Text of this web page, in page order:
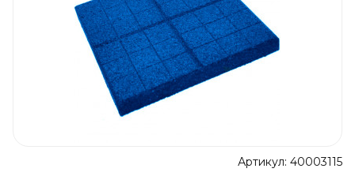
Артикул: 40003115